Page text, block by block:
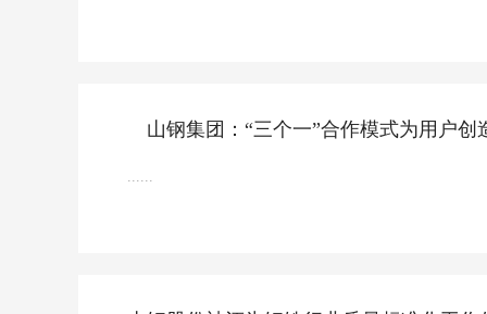
山钢集团：“三个一”合作模式为用户创
......